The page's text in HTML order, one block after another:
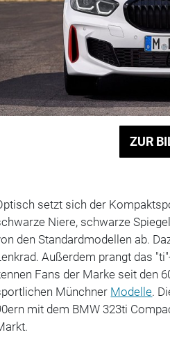
ZUR
setzt sich der
Niere, schwarze
den Standardmodellen ab.
Außerdem prangt das
Fans der Marke seit den
Münchner Modelle.
mit dem BMW 323ti